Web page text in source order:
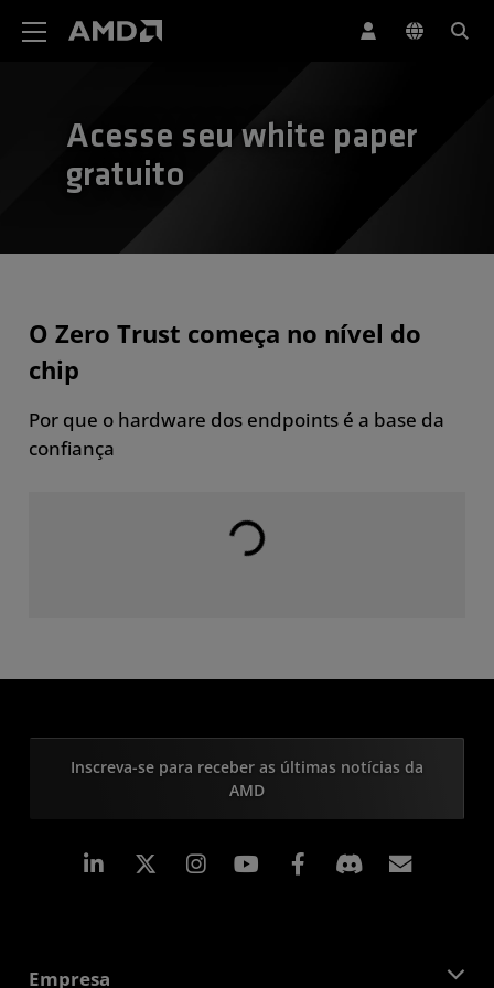
Acesse seu white paper
gratuito
O Zero Trust começa no nível do
chip
Por que o hardware dos endpoints é a base da
confiança
Carregando...
Inscreva-se para receber as últimas notícias da
AMD
Linkedin Instagram Facebook
Empresa